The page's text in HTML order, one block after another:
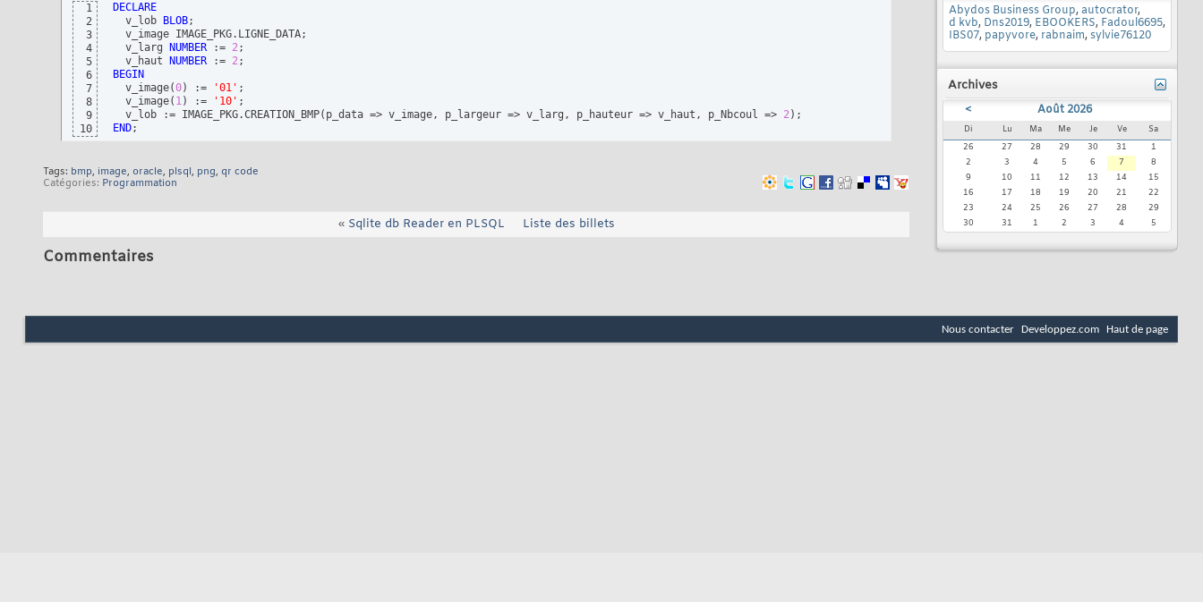
1
2
3
4
5
6
7
8
9
10
DECLARE
  v_lob
BLOB;
  v_image IMAGE_PKG.LIGNE_DATA;
  v_larg
NUMBER := 2;
  v_haut
NUMBER := 2
BEGIN
  v_image
(0) := '01' ;
  v_image
( 1) := '10' ;
  v_lob := IMAGE_PKG.CREATION_BMP
( p_data => v_image, p_largeur => v_larg, p_hauteur => v_haut, p_Nbcoul => 2)
END;
Tags: bmp, image, oracle, plsql, png, qr code
Catégories Programmation
« Sqlite db Reader en PLSQL Liste des billets
Commentaires
Abydos Business Group, autocrator,
d kvb, Dns2019, EBOOKERS, Fadoul6695,
IBS07, papyvore, rabnaim, sylvie76120
Archives
< Août 2026
Di Lu Ma Me Je Ve
Sa
26
27 28 29 30 31
1
2
3 4 5 6 7
8
9
10 11 12 13 14
15
16
17 18 19 20 21
22
23
24 25 26 27 28
29
30
31 1 2 3 4 5
Nous contacter Developpez.com Haut de page